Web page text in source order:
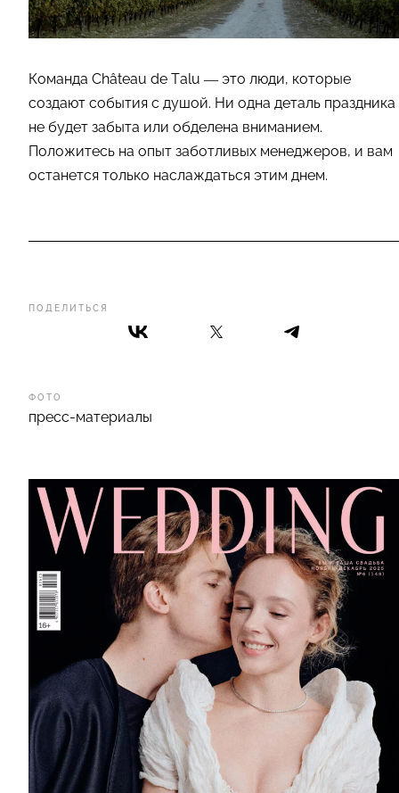
ПОДЕЛИТЬСЯ
ФОТО
пресс-материалы
Команда Château de Talu — это люди, которые
создают события с душой. Ни одна деталь праздника
не будет забыта или обделена вниманием.
Положитесь на опыт заботливых менеджеров, и вам
останется только наслаждаться этим днем.